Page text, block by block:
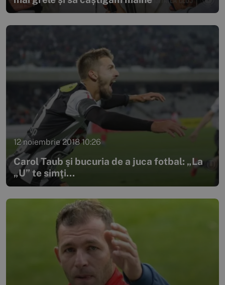
12 noiembrie 2018 10:26
Carol Taub şi bucuria de a juca fotbal: „La
„U” te simţi...